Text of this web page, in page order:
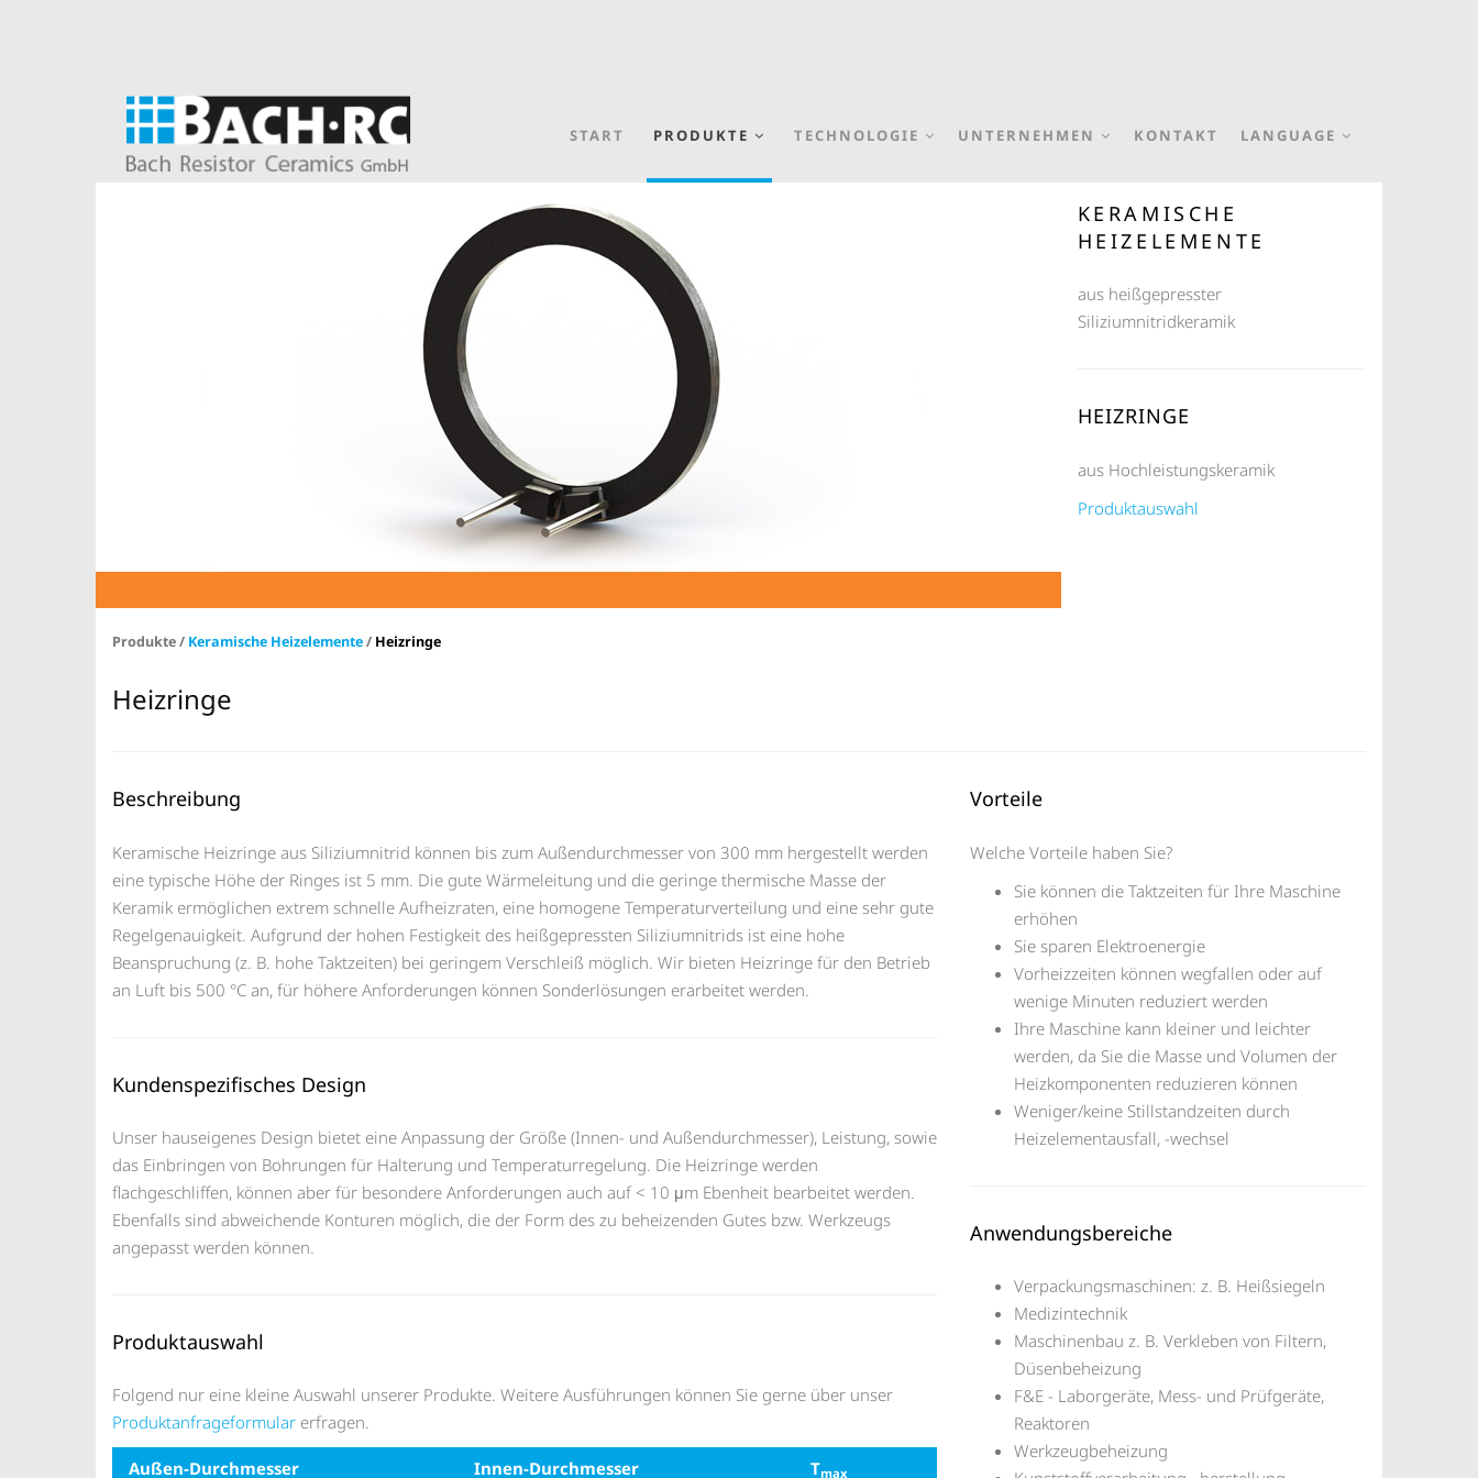
KERAMISCHE
HEIZELEMENTE
aus heißgepresster
Siliziumnitridkeramik
HEIZRINGE
aus Hochleistungskeramik
Produktauswahl
START PRODUKTE TECHNOLOGIE UNTERNEHMEN KONTAKT LANGUAGE
Produkte / Keramische Heizelemente/ Heizringe
Heizringe
Beschreibung
Keramische Heizringe aus Siliziumnitrid können bis zum Außendurchmesser von 300 mm hergestellt werden
eine typische Höhe der Ringes ist 5 mm. Die gute Wärmeleitung und die geringe thermische Masse der
Keramik ermöglichen extrem schnelle Aufheizraten, eine homogene Temperaturverteilung und eine sehr gute
Regelgenauigkeit. Aufgrund der hohen Festigkeit des heißgepressten Siliziumnitrids ist eine hohe
Beanspruchung (z. B. hohe Taktzeiten) bei geringem Verschleiß möglich. Wir bieten Heizringe für den Betrieb
an Luft bis 500 °C an, für höhere Anforderungen können Sonderlösungen erarbeitet werden.
Kundenspezifisches Design
Unser hauseigenes Design bietet eine Anpassung der Größe (Innen- und Außendurchmesser), Leistung, sowie
das Einbringen von Bohrungen für Halterung und Temperaturregelung. Die Heizringe werden
flachgeschliffen, können aber für besondere Anforderungen auch auf < 10 μm Ebenheit bearbeitet werden.
Ebenfalls sind abweichende Konturen möglich, die der Form des zu beheizenden Gutes bzw. Werkzeugs
angepasst werden können.
Produktauswahl
Folgend nur eine kleine Auswahl unserer Produkte. Weitere Ausführungen können Sie gerne über unser
Produktanfrageformular erfragen.
Außen-Durchmesser Innen-Durchmesser Tmax
Vorteile
Welche Vorteile haben Sie?
Sie können die Taktzeiten für Ihre Maschine
erhöhen
Sie sparen Elektroenergie
Vorheizzeiten können wegfallen oder auf
wenige Minuten reduziert werden
Ihre Maschine kann kleiner und leichter
werden, da Sie die Masse und Volumen der
Heizkomponenten reduzieren können
Weniger/keine Stillstandzeiten durch
Heizelementausfall, -wechsel
Anwendungsbereiche
Verpackungsmaschinen: z. B. Heißsiegeln
Medizintechnik
Maschinenbau z. B. Verkleben von Filtern,
Düsenbeheizung
F&E - Laborgeräte, Mess- und Prüfgeräte,
Reaktoren
Werkzeugbeheizung